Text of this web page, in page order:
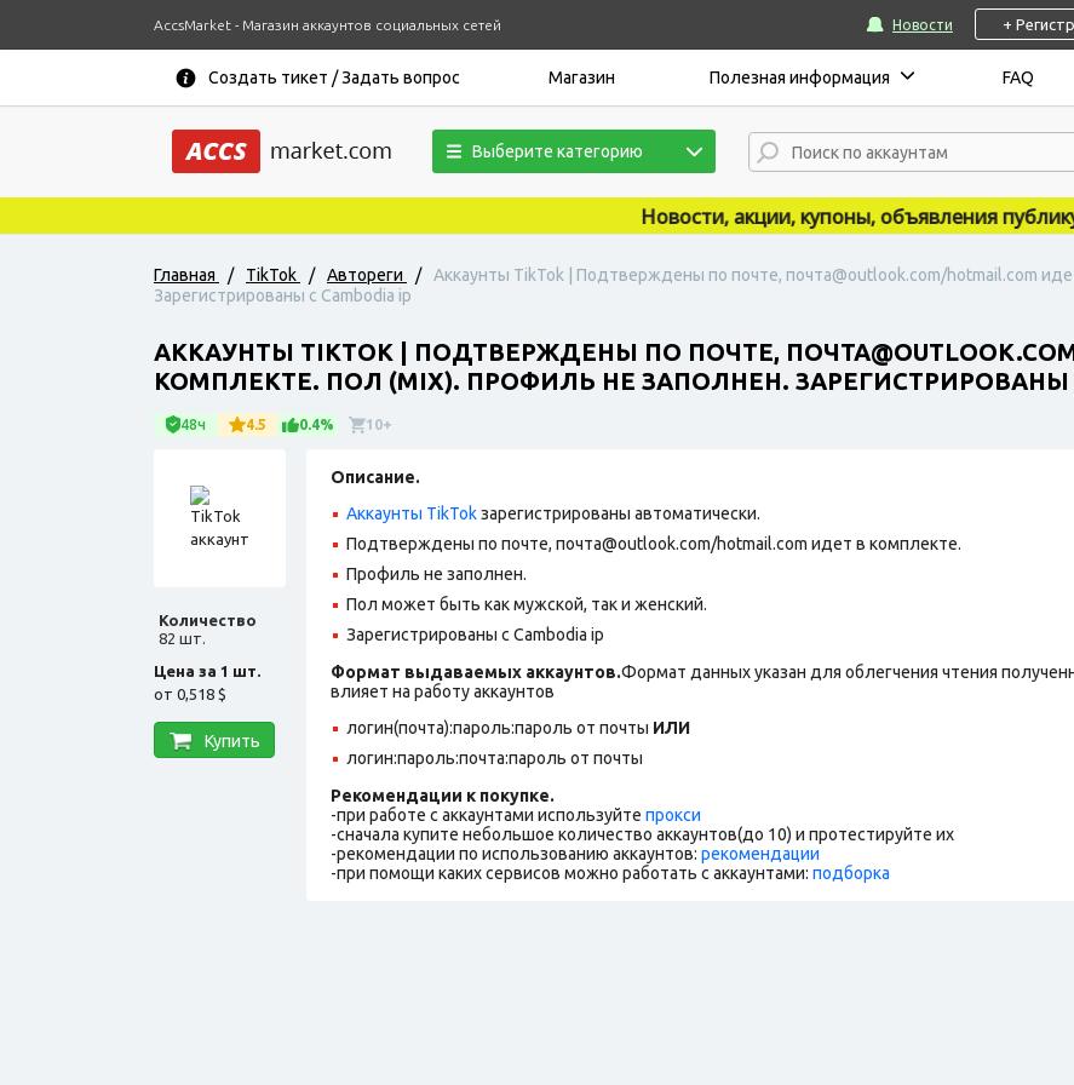
AccsMarket - Магазин аккаунтов социальных сетей Новости +
Создать тикет / Задать вопрос Магазин Полезная информация FAQ
Выберите категорию
Новости, акции, купоны, объявления
Главная / TikTok / Автореги /
Аккаунты TikTok | Подтверждены по почте, почта@outlook.com/hotmail.com
Зарегистрированы с Cambodia ip
АККАУНТЫ TIKTOK | ПОДТВЕРЖДЕНЫ ПО ПОЧТЕ,
КОМПЛЕКТЕ. ПОЛ (MIX). ПРОФИЛЬ НЕ ЗАПОЛНЕН. ЗАРЕГИСТРИРОВАНЫ С
48ч 4.5 0.4% 10+
Количество
82 шт.
Цена за 1 шт.
от 0,518 $
Купить
Описание.
Аккаунты TikTokзарегистрированы автоматически.
Подтверждены по почте, почта@outlook.com/hotmail.com идет в комплекте.
Профиль не заполнен.
Пол может быть как мужской, так и женский.
Зарегистрированы с Cambodia ip
Формат выдаваемых аккаунтов.Формат данных указан для облегчения чтения
влияет на работу аккаунтов
логин(почта):пароль:пароль от почты ИЛИ
логин:пароль:почта:пароль от почты
Рекомендации к покупке.
-при работе с аккаунтами используйте прокси
-сначала купите небольшое количество аккаунтов(до 10) и протестируйте их
-рекомендации по использованию аккаунтов: рекомендации
-при помощи каких сервисов можно работать с аккаунтами: подборка